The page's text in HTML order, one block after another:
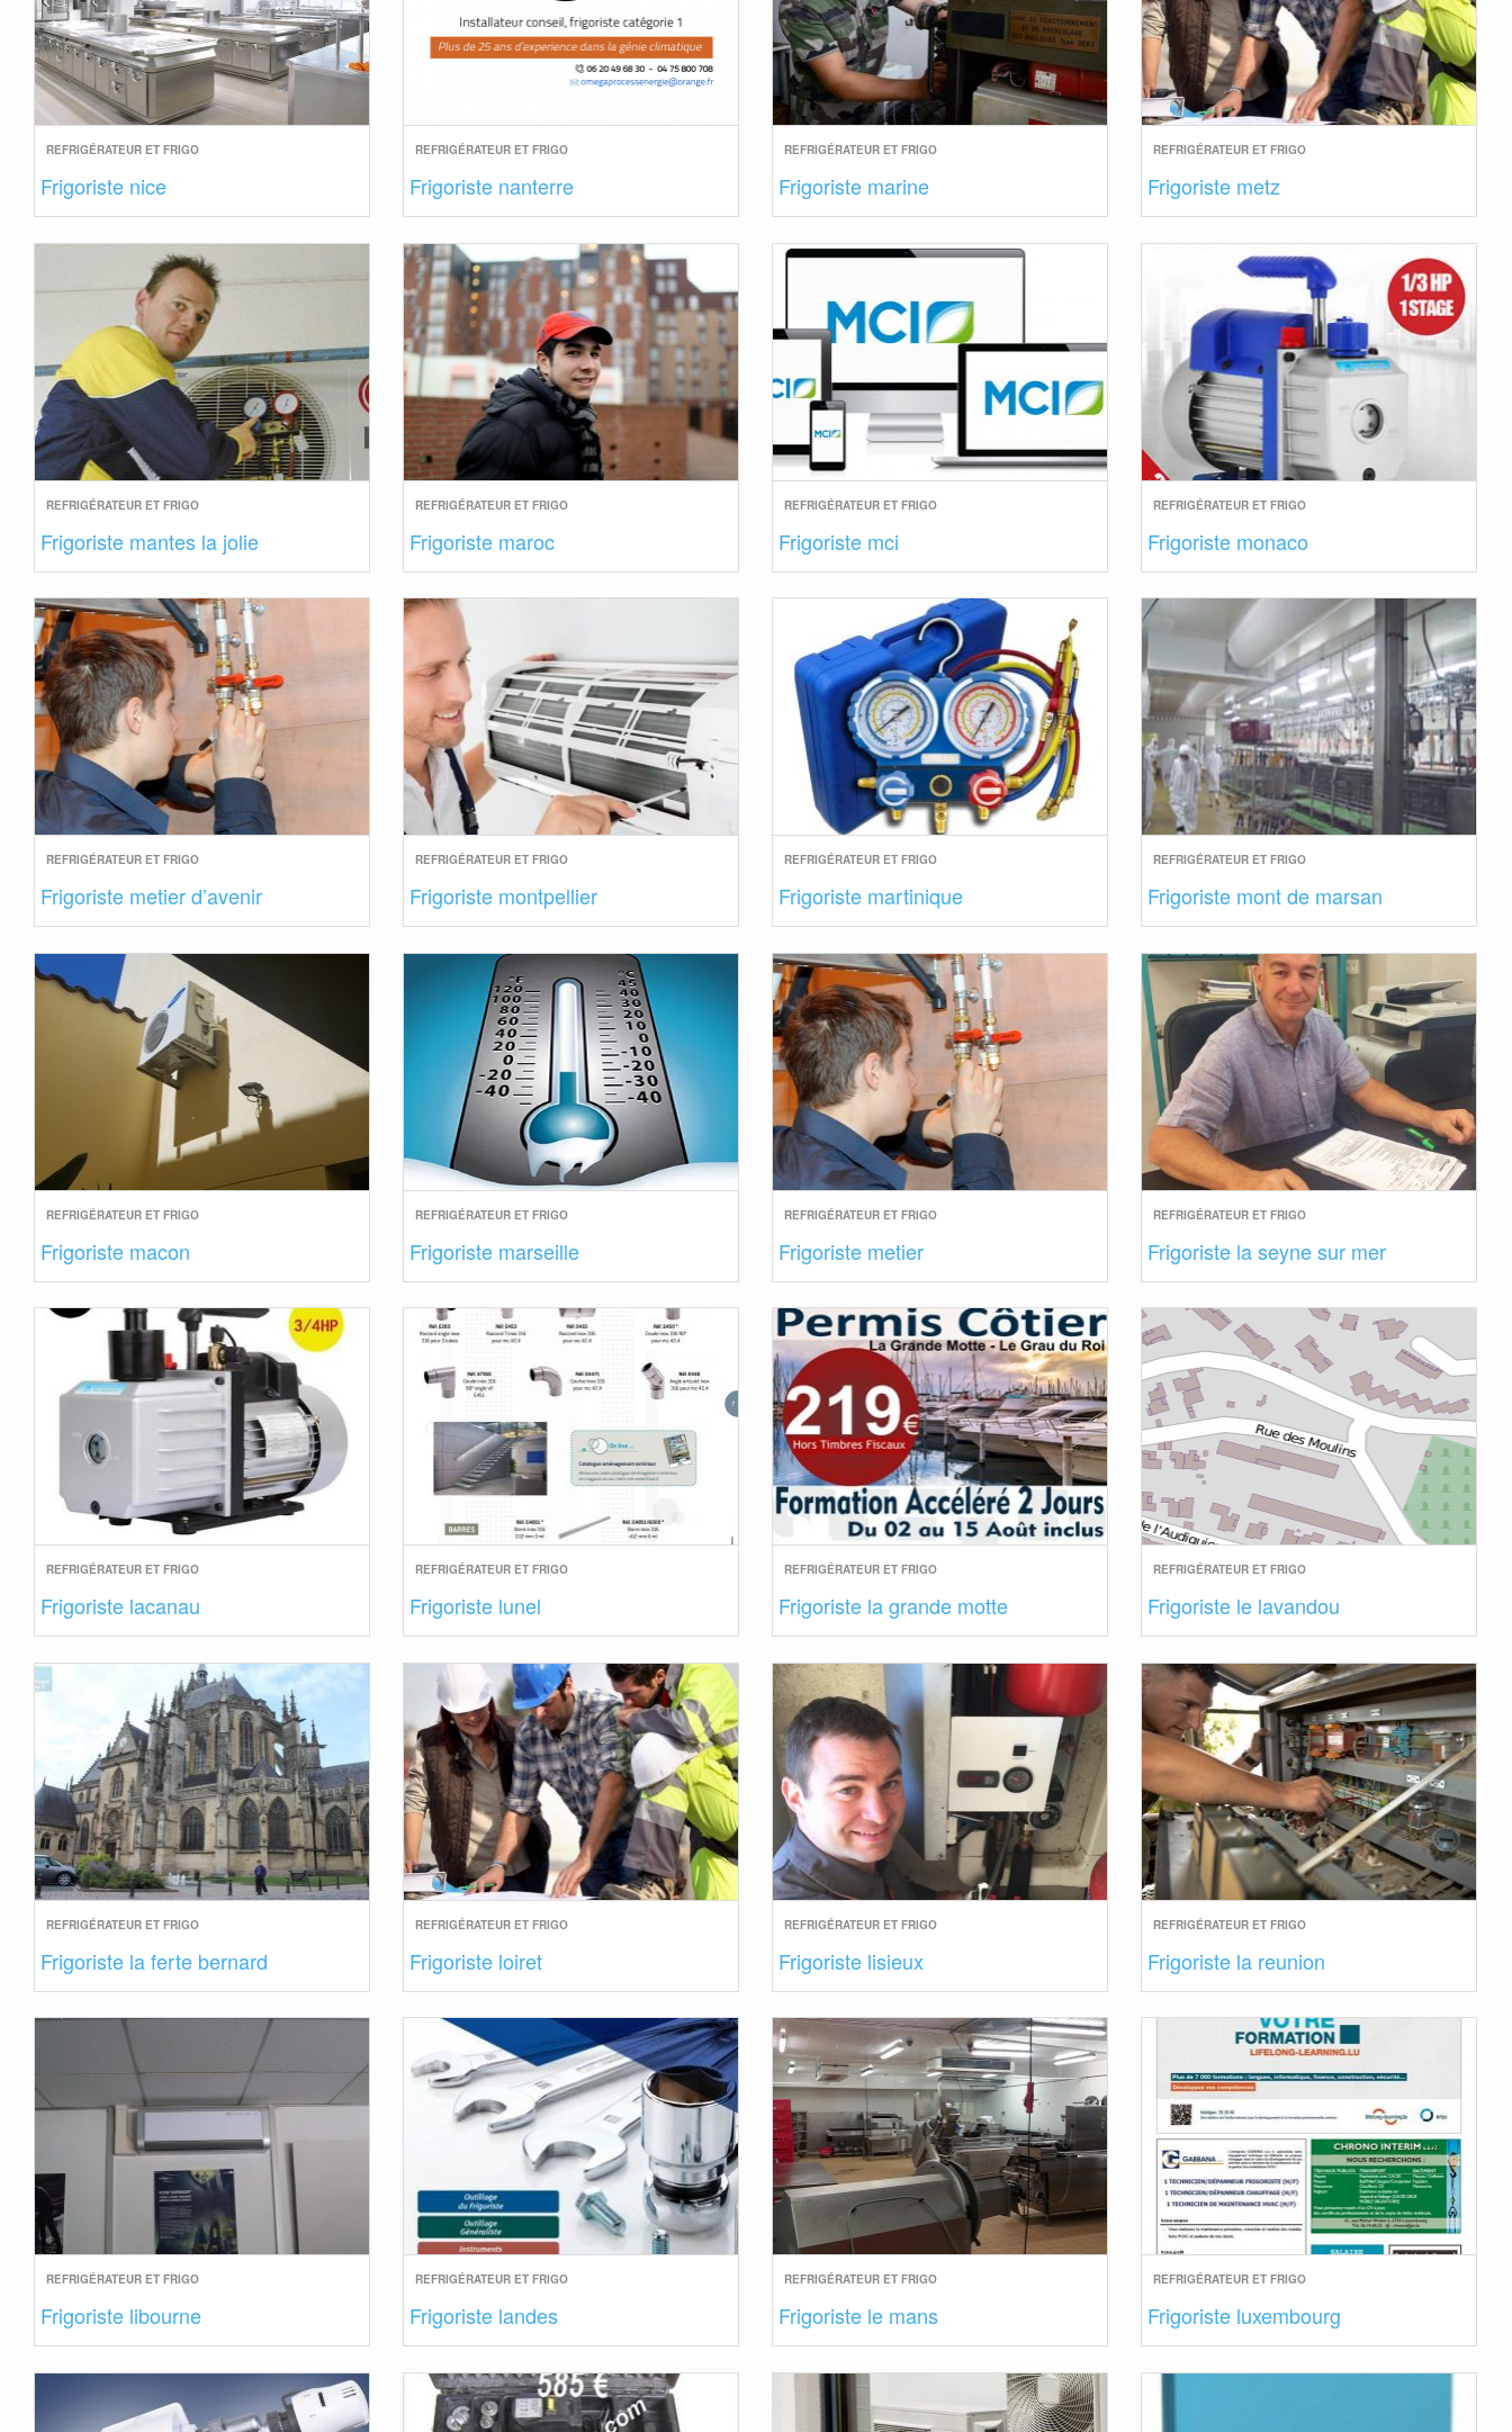
REFRIGÉRATEUR ET FRIGO
Frigoriste nice
REFRIGÉRATEUR ET FRIGO
Frigoriste nanterre
REFRIGÉRATEUR ET FRIGO
Frigoriste marine
REFRIGÉRATEUR ET FRIGO
Frigoriste metz
REFRIGÉRATEUR ET FRIGO
Frigoriste mantes la jolie
REFRIGÉRATEUR ET FRIGO
Frigoriste maroc
REFRIGÉRATEUR ET FRIGO
Frigoriste mci
REFRIGÉRATEUR ET FRIGO
Frigoriste monaco
REFRIGÉRATEUR ET FRIGO
Frigoriste metier d’avenir
REFRIGÉRATEUR ET FRIGO
Frigoriste montpellier
REFRIGÉRATEUR ET FRIGO
Frigoriste martinique
REFRIGÉRATEUR ET FRIGO
Frigoriste mont de marsan
REFRIGÉRATEUR ET FRIGO
Frigoriste macon
REFRIGÉRATEUR ET FRIGO
Frigoriste marseille
REFRIGÉRATEUR ET FRIGO
Frigoriste metier
REFRIGÉRATEUR ET FRIGO
Frigoriste la seyne sur mer
REFRIGÉRATEUR ET FRIGO
Frigoriste lacanau
REFRIGÉRATEUR ET FRIGO
Frigoriste lunel
REFRIGÉRATEUR ET FRIGO
Frigoriste la grande motte
REFRIGÉRATEUR ET FRIGO
Frigoriste le lavandou
REFRIGÉRATEUR ET FRIGO
Frigoriste la ferte bernard
REFRIGÉRATEUR ET FRIGO
Frigoriste loiret
REFRIGÉRATEUR ET FRIGO
Frigoriste lisieux
REFRIGÉRATEUR ET FRIGO
Frigoriste la reunion
REFRIGÉRATEUR ET FRIGO
Frigoriste libourne
REFRIGÉRATEUR ET FRIGO
Frigoriste landes
REFRIGÉRATEUR ET FRIGO
Frigoriste le mans
REFRIGÉRATEUR ET FRIGO
Frigoriste luxembourg